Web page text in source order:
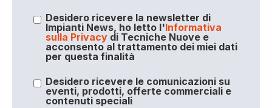
Desidero ricevere la newsletter di
Impianti News, ho letto l'Informativa
sulla Privacydi Tecniche Nuove e
acconsento al trattamento dei miei dati
per questa finalità
Desidero ricevere le comunicazioni su
eventi, prodotti, offerte commerciali e
contenuti speciali